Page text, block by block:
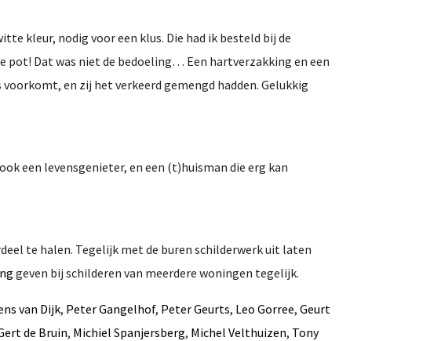
kleur, nodig voor een klus. Die had ik besteld bij de
pot! Dat was niet de bedoeling… Een hartverzakking en een
en zij het verkeerd gemengd hadden. Gelukkig
een levensgenieter, en een (t)huisman die erg kan
te halen. Tegelijk met de buren schilderwerk uit laten
geven bij schilderen van meerdere woningen tegelijk.
van Dijk, Peter Gangelhof, Peter Geurts, Leo Gorree, Geurt
de Bruin, Michiel Spanjersberg, Michel Velthuizen, Tony